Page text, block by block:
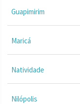
Guapimirim
Maricá
Natividade
Nilópolis